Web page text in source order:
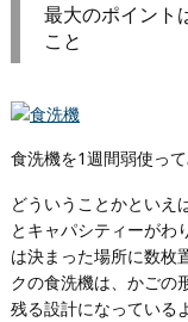
最大のポイント
こと
食洗機を1週間弱使っ
どういうことかといえ
とキャパシティーがわ
は決まった場所に数枚
クの食洗機は、かごの
残る設計になっている